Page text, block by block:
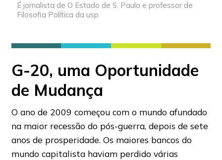
É jornalista de O Estado de S. Paulo e professor de
Filosofia Política da usp
G-20, uma Oportunidade
de Mudança
O ano de 2009 começou com o mundo afundado
na maior recessão do pós-guerra, depois de sete
anos de prosperidade. Os maiores bancos do
mundo capitalista haviam perdido várias